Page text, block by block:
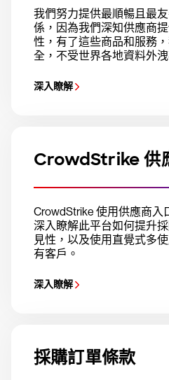
我們努力提供最順暢且最
係，因為我們深知供應商
性，有了這些商品和服務
全，不受世界各地資料外
深入瞭解
CrowdStrike 供
CrowdStrike 使用供應商入
深入瞭解此平台如何提升
見性，以及使用直覺式多
有客戶。
深入瞭解
採購訂單條款